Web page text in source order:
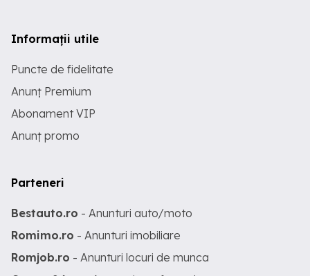
Informații utile
Puncte de fidelitate
Anunț Premium
Abonament VIP
Anunț promo
Parteneri
Bestauto.ro - Anunturi auto/moto
Romimo.ro - Anunturi imobiliare
Romjob.ro - Anunturi locuri de munca